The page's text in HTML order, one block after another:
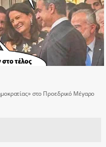
στο Προεδρικό Μέγαρο